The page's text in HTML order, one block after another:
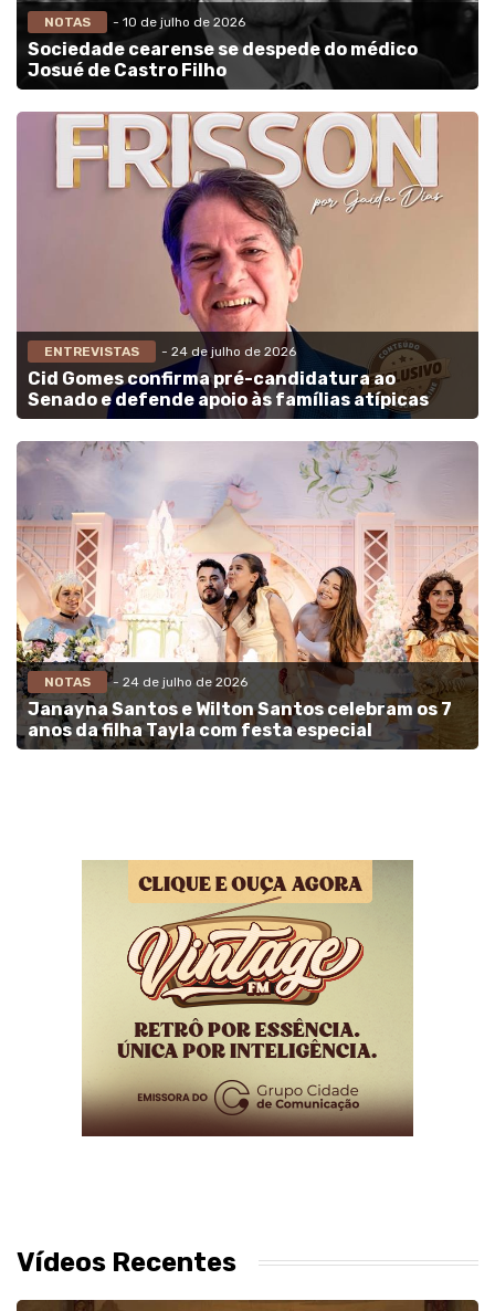
NOTAS - 10 de julho de 2026
Sociedade cearense se despede do médico
Josué de Castro Filho
ENTREVISTAS - 24 de julho de 2026
Cid Gomes confirma pré-candidatura ao
Senado e defende apoio às famílias atípicas
NOTAS - 24 de julho de 2026
Janayna Santos e Wilton Santos celebram os 7
anos da filha Tayla com festa especial
Vídeos Recentes